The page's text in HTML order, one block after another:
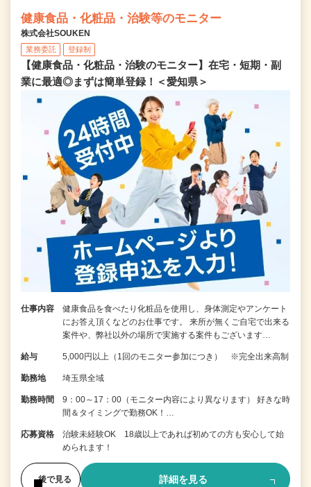
健康食品・化粧品・治験等のモニター
株式会社SOUKEN
業務委託 登録制
【健康食品・化粧品・治験のモニター】在宅・短期・副
業に最適◎まずは簡単登録！＜愛知県＞
仕事内容
健康食品を食べたり化粧品を使用し、身体測定やアンケート
にお答え頂くなどのお仕事です。 来所が無くご自宅で出来る
案件や、弊社以外の場所で実施する案件もございます…
給与 5,000円以上（1回のモニター参加につき） ※完全出来高制
勤務地 埼玉県全域
勤務時間
9：00～17：00（モニター内容により異なります） 好きな時
間＆タイミングで勤務OK！…
応募資格
治験未経験OK 18歳以上であれば初めての方も安心して始
められます！
後で見る 詳細を見る